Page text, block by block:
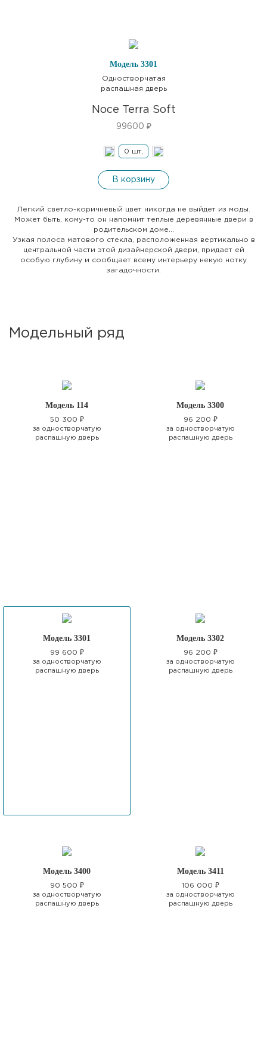
Модель 3301
Одностворчатая
распашная дверь
Noce Terra Soft
99600 ₽
В корзину
Легкий светло-коричневый цвет никогда не выйдет из моды.
Может быть, кому-то он напомнит теплые деревянные двери в
родительском доме…
Узкая полоса матового стекла, расположенная вертикально в
центральной части этой дизайнерской двери, придает ей
особую глубину и сообщает всему интерьеру некую нотку
загадочности.
Модельный ряд
Модель 114
50 300 ₽
за одностворчатую
распашную дверь
Модель 3300
96 200 ₽
за одностворчатую
распашную дверь
Модель 3301
99 600 ₽
за одностворчатую
распашную дверь
Модель 3302
96 200 ₽
за одностворчатую
распашную дверь
Модель 3400
90 500 ₽
за одностворчатую
распашную дверь
Модель 3411
106 000 ₽
за одностворчатую
распашную дверь